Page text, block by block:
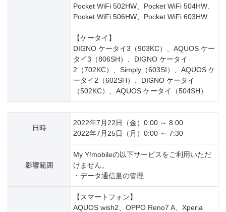
Pocket WiFi 502HW、Pocket WiFi 504HW、
Pocket WiFi 506HW、Pocket WiFi 603HW
【ケータイ】
DIGNO ケータイ3（903KC）、AQUOS ケー
タイ3（806SH）、DIGNO ケータイ
2（702KC）、Simply（603SI）、AQUOS ケ
ータイ2（602SH）、DIGNO ケータイ
（502KC）、AQUOS ケータイ（504SH）
日時
2022年7月22日（金）0:00 ～ 8:00
2022年7月25日（月）0:00 ～ 7:30
影響範囲
My Y!mobileの以下サービスをご利用いただ
けません。
・データ通信量の管理
【スマートフォン】
AQUOS wish2、OPPO Reno7 A、Xperia